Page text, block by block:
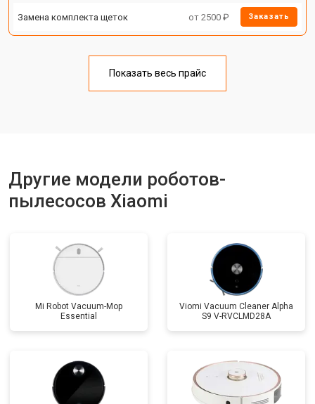
Замена комплекта щеток от 2500 ₽ Заказать
Показать весь прайс
Другие модели роботов-
пылесосов Xiaomi
Mi Robot Vacuum-Mop
Essential
Viomi Vacuum Cleaner Alpha
S9 V-RVCLMD28A